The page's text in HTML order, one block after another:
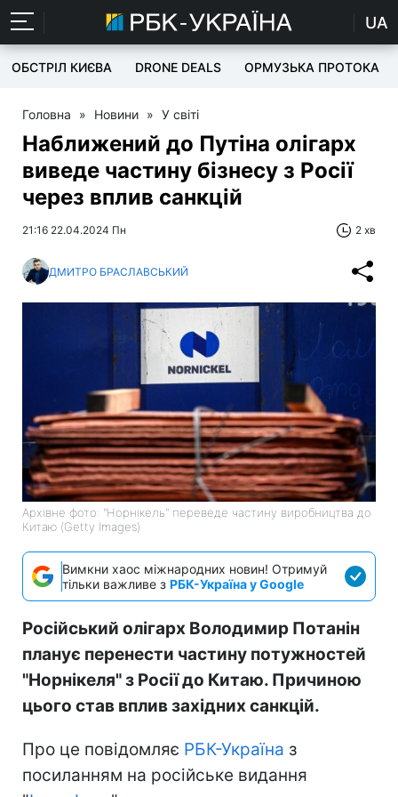
UA
ОБСТРІЛ КИЄВА DRONE DEALS ОРМУЗЬКА ПРОТОКА
Головна » Новини » У світі
Наближений до Путіна олігарх
виведе частину бізнесу з Росії
через вплив санкцій
21:16 22.04.2024 Пн 2 хв
ДМИТРО БРАСЛАВСЬКИЙ
Архівне фото: "Норнікель" переведе частину виробництва до
Китаю (Getty Images)
Вимкни хаос міжнародних новин! Отримуй
тільки важливе з РБК-Україна у Google
Російський олігарх Володимир Потанін
планує перенести частину потужностей
"Норнікеля" з Росії до Китаю. Причиною
цього став вплив західних санкцій.
Про це повідомляє РБК-Україна з
посиланням на російське видання